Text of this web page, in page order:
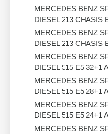
MERCEDES BENZ
DIESEL 213 CHASIS
MERCEDES BENZ
DIESEL 213 CHASIS
MERCEDES BENZ
DIESEL 515 E5 32+1
MERCEDES BENZ
DIESEL 515 E5 28+1
MERCEDES BENZ
DIESEL 515 E5 24+1
MERCEDES BENZ